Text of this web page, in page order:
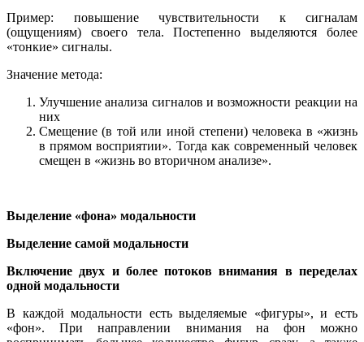
Пример: повышение чувствительности к сигналам
(ощущениям) своего тела. Постепенно выделяются более
«тонкие» сигналы.
Значение метода:
Улучшение анализа сигналов и возможности реакции на
них
Смещение (в той или иной степени) человека в «жизнь
в прямом восприятии». Тогда как современный человек
смещен в «жизнь во вторичном анализе».
Выделение «фона» модальности
Выделение самой модальности
Включение двух и более потоков внимания в переделах
одной модальности
В каждой модальности есть выделяемые «фигуры», и есть
«фон». При направлении внимания на фон можно